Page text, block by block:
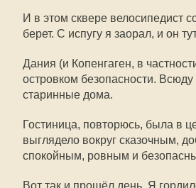
И в этом сквере велосипедист
берет. С испугу я заорал, и он
Дания (и Копенгаген, в
островком безопасности.
старинные дома.
Гостиница, повторюсь, была в
выглядело вокруг сказочным,
спокойным, ровным и
Вот так и прошёл день. Я